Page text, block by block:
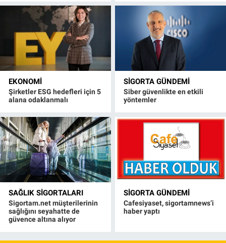
EKONOMI
Şirketler ESG hedefleri için 5
alana odaklanmalı
SIGORTA GÜNDEMI
Siber güvenlikte en etkili
yöntemler
SAĞLIK SIGORTALARI
Sigortam.net müşterilerinin
sağlığını seyahatte de
güvence altına alıyor
SIGORTA GÜNDEMI
Cafesiyaset, sigortamnews’i
haber yaptı